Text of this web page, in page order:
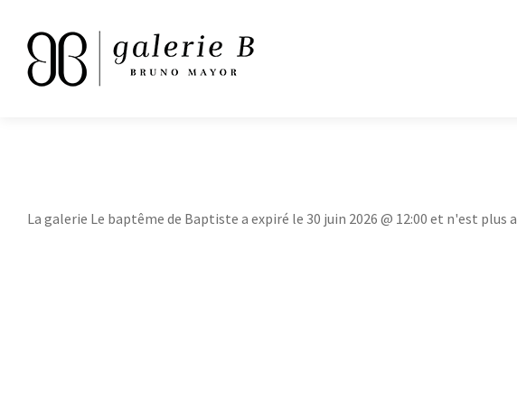
La galerie Le baptême de Baptiste a expiré le 30 juin 2026 @ 12:00 et n'est plus